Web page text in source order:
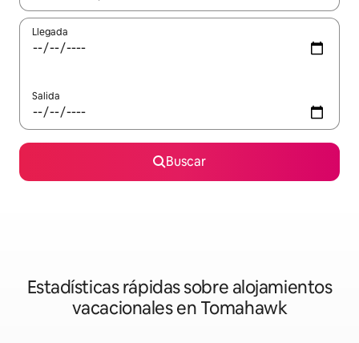
Llegada
Salida
Buscar
Estadísticas rápidas sobre alojamientos
vacacionales en Tomahawk